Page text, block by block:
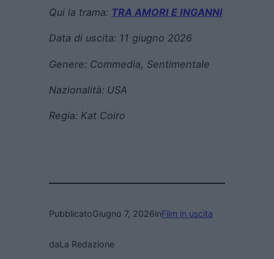
Qui la trama: TRA AMORI E INGANNI
Data di uscita: 11 giugno 2026
Genere: Commedia, Sentimentale
Nazionalità: USA
Regia: Kat Coiro
PubblicatoGiugno 7, 2026inFilm in uscita
daLa Redazione